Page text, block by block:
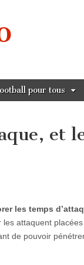
pour tous
et
les temps
les attaquent
de pouvoir